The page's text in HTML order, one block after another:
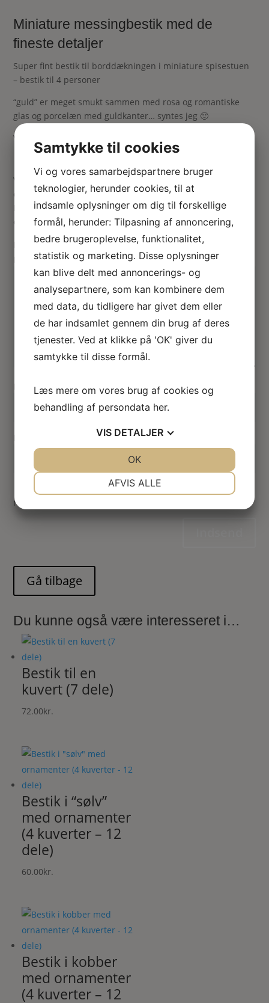
Miniature messingbestik med de
fineste detaljer
Super fint bestik til borddækningen i miniature spisestuen
– bestik til 4 personer
“guld” er meget smukt sammen med rosa og romantiske
glas og porcelæn med guldkanter… syntes jeg 🙂
Vælg også mellem “sølv” eller kobber
Vær den første til at anmelde “Bestik i “guld” med
ornamenter (4 kuverter – 12 dele)”
Din e-mailadresse vil ikke blive publiceret. Krævede felter
er markeret med*
Din vurdering
Din anmeldelse*
Navn *
E-mail
Gem mit navn, mail og websted i denne browser til
næste gang jeg kommenterer.
Du kunne også være interesseret i…
Bestik til en
kuvert (7 dele)
72.00kr.
Bestik i “sølv”
med ornamenter
(4 kuverter – 12
dele)
60.00kr.
Bestik i kobber
med ornamenter
(4 kuverter – 12
Samtykke til cookies
Vi og vores samarbejdspartnere bruger
teknologier, herunder cookies, til at
indsamle oplysninger om dig til forskellige
formål, herunder: Tilpasning af annoncering,
bedre brugeroplevelse, funktionalitet,
statistik og marketing. Disse oplysninger
kan blive delt med annoncerings- og
analysepartnere, som kan kombinere dem
med data, du tidligere har givet dem eller
de har indsamlet gennem din brug af deres
tjenester. Ved at klikke på 'OK' giver du
samtykke til disse formål.
Læs mere om vores brug af cookies og
behandling af persondata her.
VIS DETALJER
AFVIS ALLE
OK